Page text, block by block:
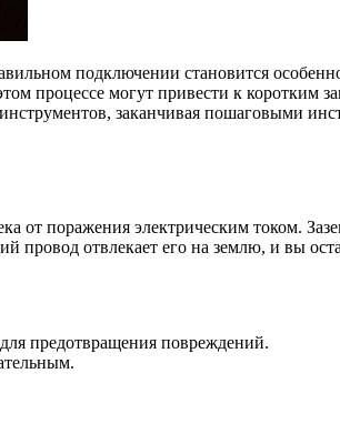
подключении становится
процессе могут привести к коротким
заканчивая пошаговыми
поражения электрическим током.
провод отвлекает его на землю, и вы
предотвращения повреждений.